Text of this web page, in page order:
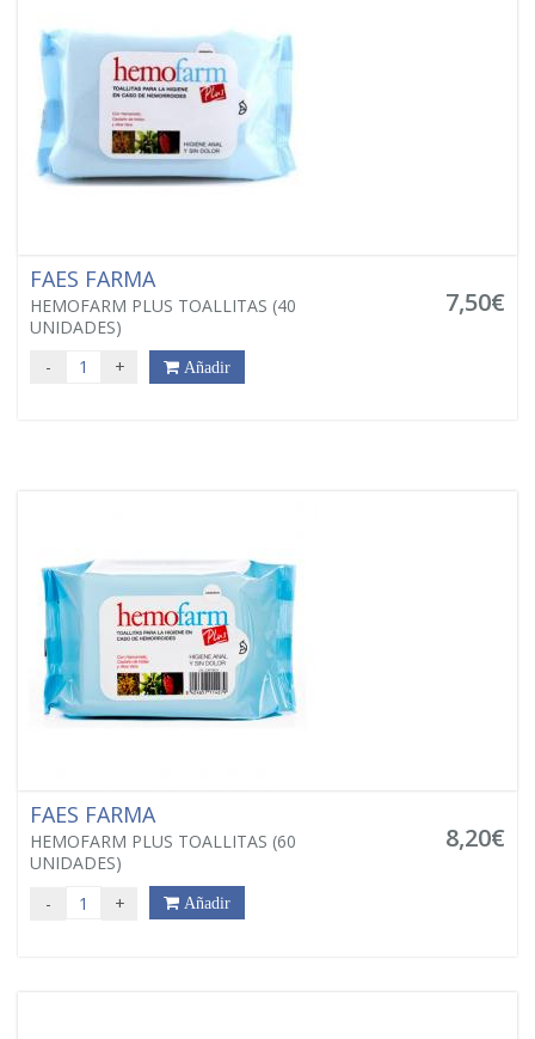
FAES FARMA
HEMOFARM PLUS TOALLITAS (40
UNIDADES)
7,50€
- + Añadir
FAES FARMA
HEMOFARM PLUS TOALLITAS (60
UNIDADES)
8,20€
- + Añadir